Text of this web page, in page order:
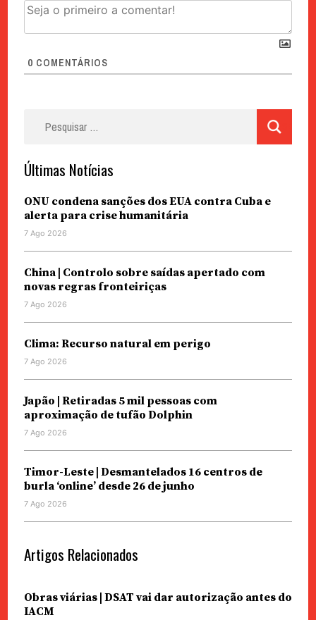
0 COMENTÁRIOS
Últimas Notícias
ONU condena sanções dos EUA contra Cuba e
alerta para crise humanitária
7 Ago 2026
China | Controlo sobre saídas apertado com
novas regras fronteiriças
7 Ago 2026
Clima: Recurso natural em perigo
7 Ago 2026
Japão | Retiradas 5 mil pessoas com
aproximação de tufão Dolphin
7 Ago 2026
Timor-Leste | Desmantelados 16 centros de
burla ‘online’ desde 26 de junho
7 Ago 2026
Artigos Relacionados
Obras viárias | DSAT vai dar autorização antes do
IACM